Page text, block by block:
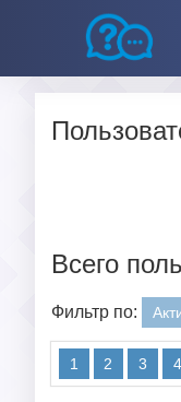
Всего
Фильтр по:
1 2 3 4